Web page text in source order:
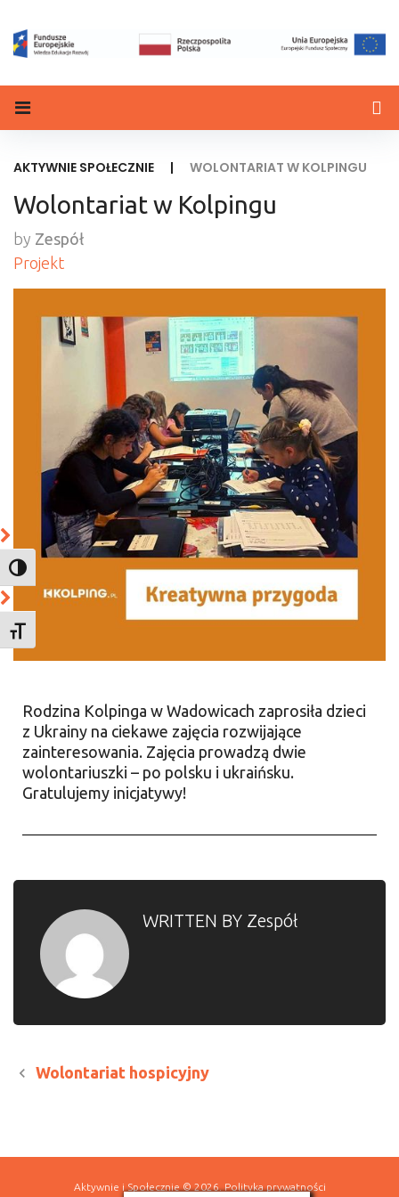
TOGGLE HIGH CONTRAST
TOGGLE FONT SIZE
AKTYWNIE SPOŁECZNIE | WOLONTARIAT W KOLPINGU
Wolontariat w Kolpingu
by Zespół
Projekt
Rodzina Kolpinga w Wadowicach zaprosiła dzieci
z Ukrainy na ciekawe zajęcia rozwijające
zainteresowania. Zajęcia prowadzą dwie
wolontariuszki – po polsku i ukraińsku.
Gratulujemy inicjatywy!
WRITTEN BY Zespół
Wolontariat hospicyjny
Aktywnie i Społecznie© 2026.Polityka prywatności